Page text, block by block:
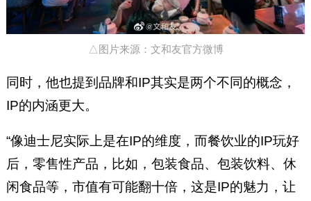
△图片来源：文和友官方微博
同时，他也提到品牌和IP其实是两个不同的概念，
IP的内涵更大。
“像迪士尼实际上是在IP的维度，而餐饮业的IP玩好
后，零售性产品，比如，包装食品、包装饮料、休
闲食品等，市值有可能翻十倍，这是IP的魅力，让